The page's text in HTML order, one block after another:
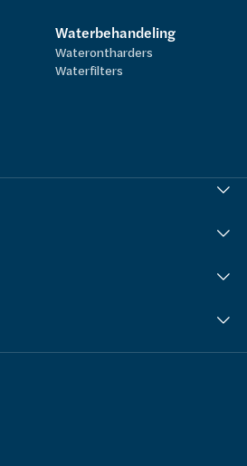
Waterbehandeling
Waterontharders
Waterfilters